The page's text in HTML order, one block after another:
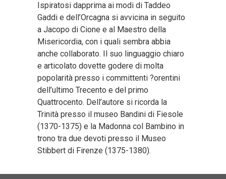
Ispiratosi dapprima ai modi di Taddeo
Gaddi e dell’Orcagna si avvicina in seguito
a Jacopo di Cione e al Maestro della
Misericordia, con i quali sembra abbia
anche collaborato. Il suo linguaggio chiaro
e articolato dovette godere di molta
popolarità presso i committenti ?orentini
dell’ultimo Trecento e del primo
Quattrocento. Dell’autore si ricorda la
Trinità presso il museo Bandini di Fiesole
(1370-1375) e la Madonna col Bambino in
trono tra due devoti presso il Museo
Stibbert di Firenze (1375-1380).